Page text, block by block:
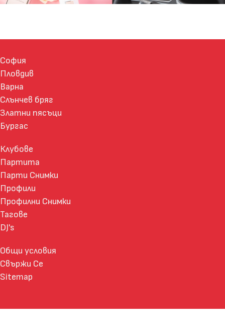
София
Пловдив
Варна
Слънчев бряг
Златни пясъци
Бургас
Клубове
Партита
Парти Снимки
Профили
Профилни Снимки
Тагове
DJ's
Общи условия
Свържи Се
Sitemap